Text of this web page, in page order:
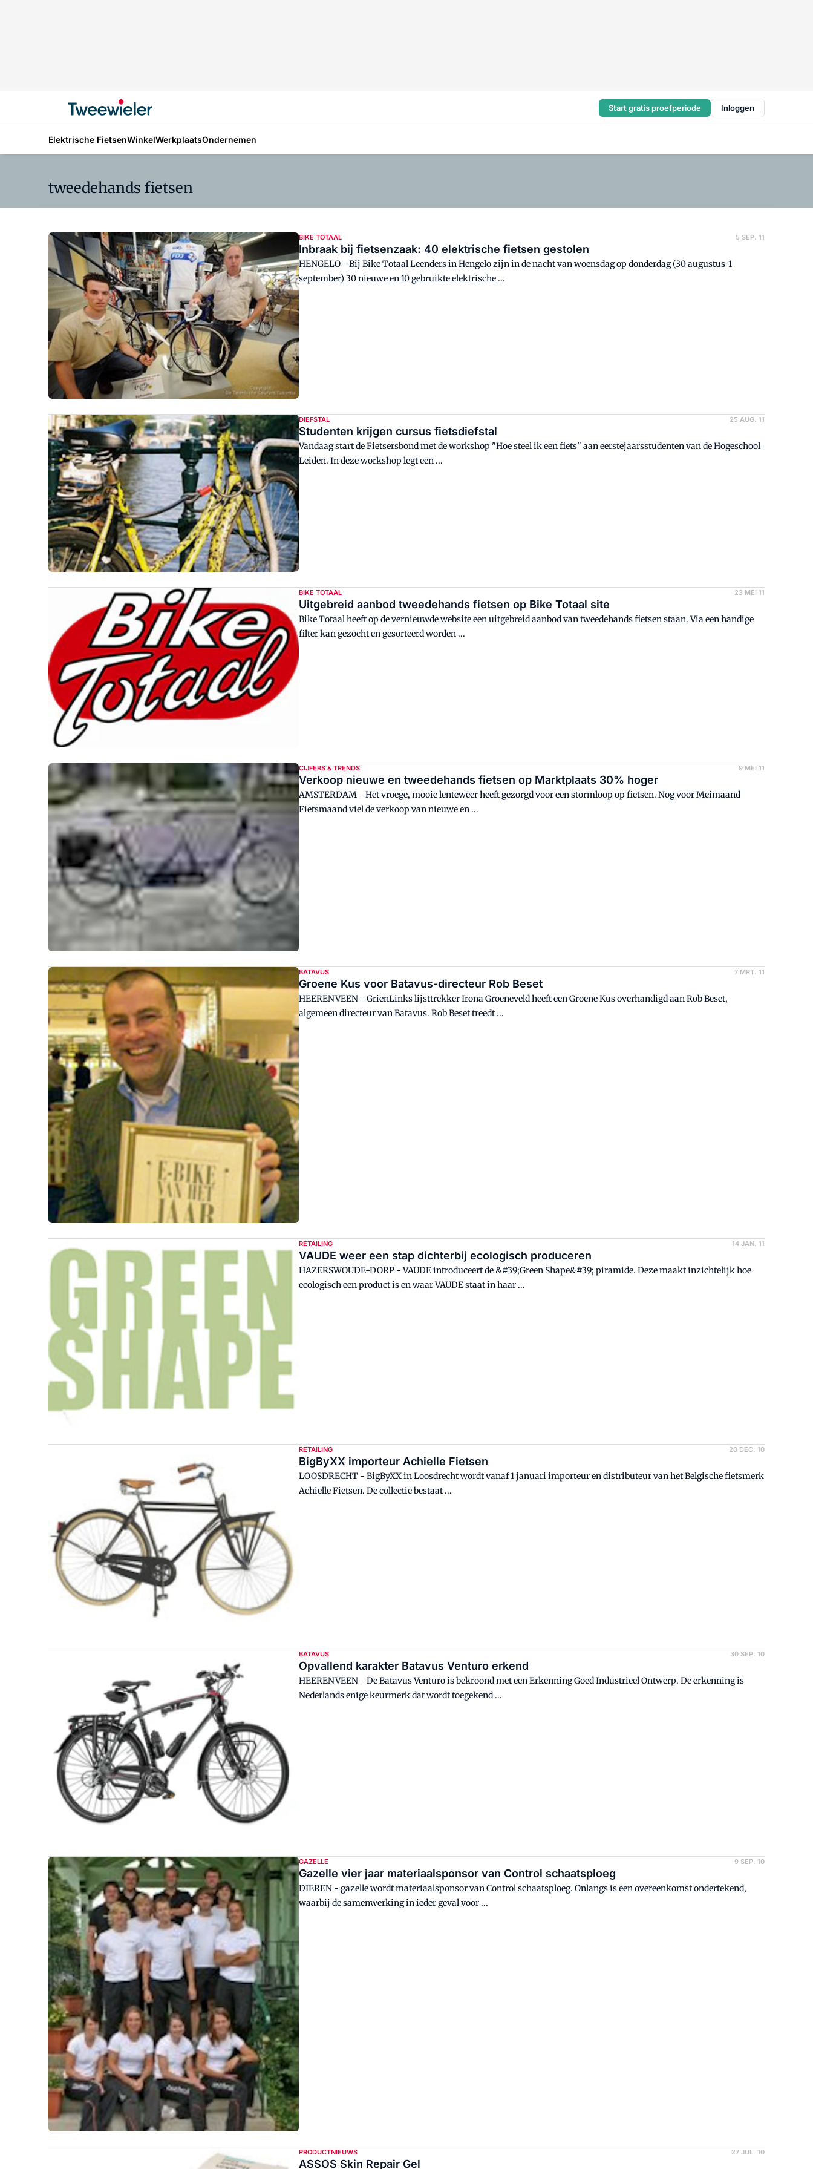
Start gratis proefperiode Inloggen
Elektrische FietsenWinkelWerkplaatsOndernemen
tweedehands fietsen
BIKE TOTAAL 5 SEP. 11
Inbraak bij fietsenzaak: 40 elektrische fietsen gestolen
HENGELO - Bij Bike Totaal Leenders in Hengelo zijn in de nacht van woensdag op donderdag (30 augustus-1
september) 30 nieuwe en 10 gebruikte elektrische ...
DIEFSTAL 25 AUG. 11
Studenten krijgen cursus fietsdiefstal
Vandaag start de Fietsersbond met de workshop "Hoe steel ik een fiets" aan eerstejaarsstudenten van de Hogeschool
Leiden. In deze workshop legt een ...
BIKE TOTAAL 23 MEI 11
Uitgebreid aanbod tweedehands fietsen op Bike Totaal site
Bike Totaal heeft op de vernieuwde website een uitgebreid aanbod van tweedehands fietsen staan. Via een handige
filter kan gezocht en gesorteerd worden ...
CIJFERS & TRENDS 9 MEI 11
Verkoop nieuwe en tweedehands fietsen op Marktplaats 30% hoger
AMSTERDAM - Het vroege, mooie lenteweer heeft gezorgd voor een stormloop op fietsen. Nog voor Meimaand
Fietsmaand viel de verkoop van nieuwe en ...
BATAVUS 7 MRT. 11
Groene Kus voor Batavus-directeur Rob Beset
HEERENVEEN - GrienLinks lijsttrekker Irona Groeneveld heeft een Groene Kus overhandigd aan Rob Beset,
algemeen directeur van Batavus. Rob Beset treedt ...
RETAILING 14 JAN. 11
VAUDE weer een stap dichterbij ecologisch produceren
HAZERSWOUDE-DORP - VAUDE introduceert de &#39;Green Shape&#39; piramide. Deze maakt inzichtelijk hoe
ecologisch een product is en waar VAUDE staat in haar ...
RETAILING 20 DEC. 10
BigByXX importeur Achielle Fietsen
LOOSDRECHT - BigByXX in Loosdrecht wordt vanaf 1 januari importeur en distributeur van het Belgische fietsmerk
Achielle Fietsen. De collectie bestaat ...
BATAVUS 30 SEP. 10
Opvallend karakter Batavus Venturo erkend
HEERENVEEN - De Batavus Venturo is bekroond met een Erkenning Goed Industrieel Ontwerp. De erkenning is
Nederlands enige keurmerk dat wordt toegekend ...
GAZELLE 9 SEP. 10
Gazelle vier jaar materiaalsponsor van Control schaatsploeg
DIEREN - gazelle wordt materiaalsponsor van Control schaatsploeg. Onlangs is een overeenkomst ondertekend,
waarbij de samenwerking in ieder geval voor ...
PRODUCTNIEUWS 27 JUL. 10
ASSOS Skin Repair Gel